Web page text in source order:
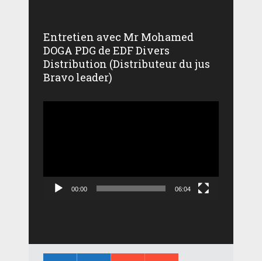
Entretien avec Mr Mohamed
DOGA PDG de EDF Divers
Distribution (Distributeur du jus
Bravo leader)
00:00 06:04